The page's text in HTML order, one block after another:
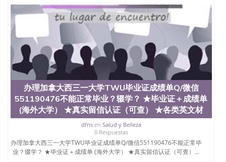
办理加拿大西三一大学TWU毕业证成绩单Q/微信
551190476不能正常毕业？辍学？ ★毕业证＋成绩单
(海外大学） ★真实留信认证（可查） ★各类英文材
dfnsen Salud y Belleza
0 Respuestas
办理加拿大西三一大学TWU毕业证成绩单Q/微信551190476不能正常毕
业？辍学？ ★毕业证＋成绩单 (海外大学） ★真实留信认证（可查）...